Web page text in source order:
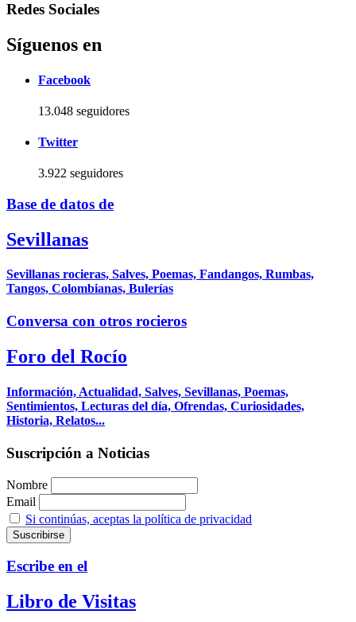
Redes Sociales
Síguenos en
Facebook
13.048 seguidores
Twitter
3.922 seguidores
Base de datos de
Sevillanas
Sevillanas rocieras, Salves, Poemas, Fandangos, Rumbas,
Tangos, Colombianas, Bulerías
Conversa con otros rocieros
Foro del Rocío
Información, Actualidad, Salves, Sevillanas, Poemas,
Sentimientos, Lecturas del día, Ofrendas, Curiosidades,
Historia, Relatos...
Suscripción a Noticias
Nombre
Email
Si continúas, aceptas la política de privacidad
Escribe en el
Libro de Visitas